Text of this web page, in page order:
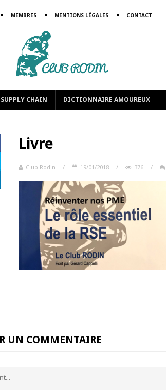
MEMBRES MENTIONS LÉGALES CONTACT
SUPPLY CHAIN DICTIONNAIRE AMOUREUX
Livre
Club Rodin / 19/01/2018 / 376 /
UN COMMENTAIRE